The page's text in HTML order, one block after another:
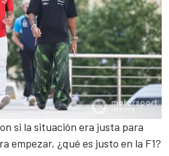
si la situación era justa para
empezar, ¿qué es justo en la F1?